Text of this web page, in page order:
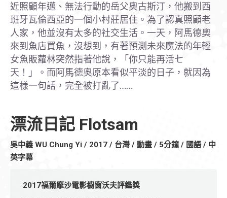
近照顧年邁、無法行動的岳父奧古斯汀，他搬到西
班牙瓦倫西亞的一個小村莊居住。為了認真照顧老
人家，他並沒有太多的社交生活。一天，阿馬德奧
來到魚店買魚，沒想到，有著預測未來魔法的年輕
女魚販蘿林突然指著他說，「你只能再活七
天！」。而阿馬德奧原本看似平淡的日子，就因為
這樣一句話，完全被打亂了……
漂流日記 Flotsam
吳中義 WU Chung Yi / 2017 / 台灣 / 動畫 / 5分鐘 / 國語 / 中
英字幕
2017福爾摩沙電影櫥窗沃夫評鑑獎